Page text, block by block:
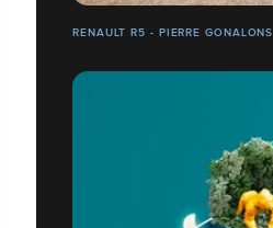
RENAULT R5 - PIERRE GONALONS